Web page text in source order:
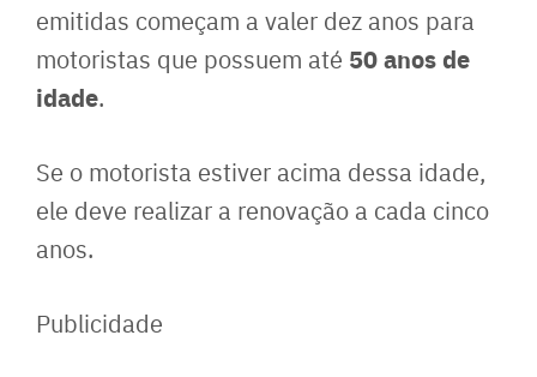
emitidas começam a valer dez anos para
motoristas que possuem até 50 anos de
idade.
Se o motorista estiver acima dessa idade,
ele deve realizar a renovação a cada cinco
anos.
Publicidade